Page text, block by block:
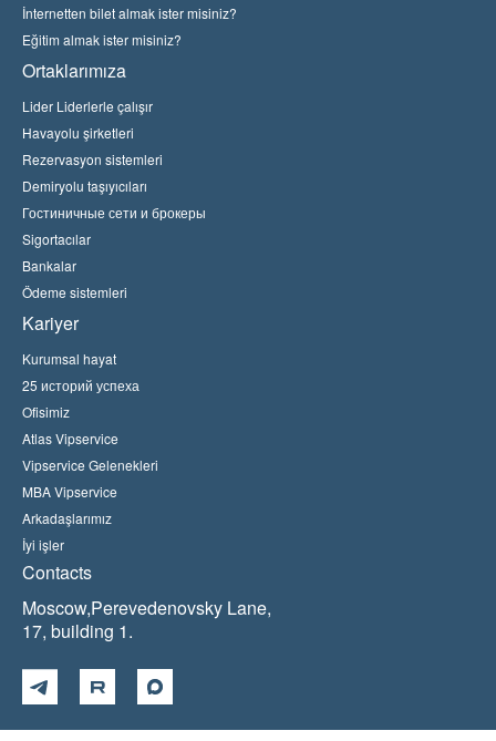
İnternetten bilet almak ister misiniz?
Eğitim almak ister misiniz?
Ortaklarımıza
Lider Liderlerle çalışır
Havayolu şirketleri
Rezervasyon sistemleri
Demiryolu taşıyıcıları
Гостиничные сети и брокеры
Sigortacılar
Bankalar
Ödeme sistemleri
Kariyer
Kurumsal hayat
25 историй успеха
Ofisimiz
Atlas Vipservice
Vipservice Gelenekleri
MBA Vipservice
Arkadaşlarımız
İyi işler
Contacts
Moscow,Perevedenovsky Lane,
17, building 1.